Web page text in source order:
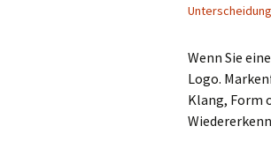
Stellenangebot
Stellenangebot
Auszubildende zur
Wenn Sie
Logo.
Klang, Form